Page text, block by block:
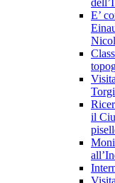
E’
il